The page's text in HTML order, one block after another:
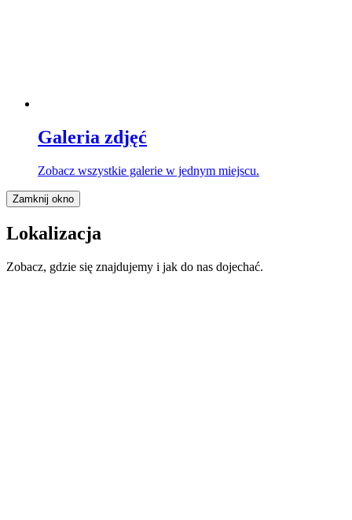
Galeria zdjęć
Zobacz wszystkie galerie w jednym miejscu.
Zamknij okno
Lokalizacja
Zobacz, gdzie się znajdujemy i jak do nas dojechać.